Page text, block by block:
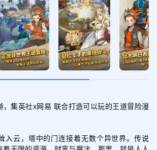
，集英社x网易 联合打造可以玩的王道冒险漫
入云，塔中的门连接着无数个异世界。传说